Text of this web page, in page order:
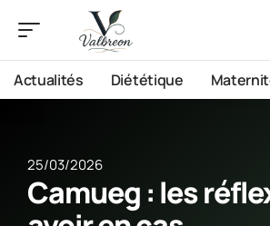
Actualités Diététique
25/03/2026
Camueg : les